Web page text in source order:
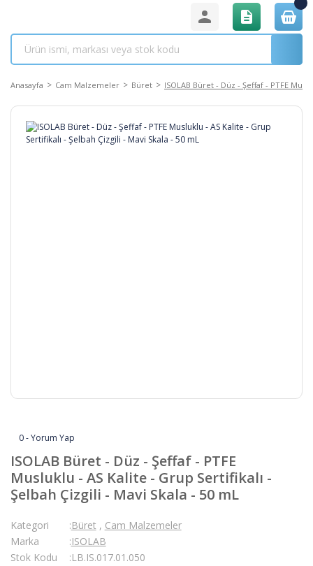
Anasayfa Cam Malzemeler Büret ISOLAB Büret - Düz - Şeffaf - PTFE
0 - Yorum Yap
ISOLAB Büret - Düz - Şeffaf - PTFE
Musluklu - AS Kalite - Grup Sertifikalı -
Şelbah Çizgili - Mavi Skala - 50 mL
Kategori Büret , Cam Malzemeler
Marka
ISOLAB
Stok Kodu
LB.IS.017.01.050